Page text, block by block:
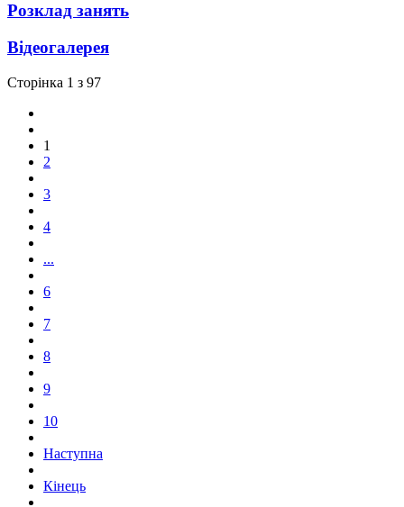
Розклад занять
Відеогалерея
Сторінка 1 з 97
1
2
3
4
...
6
7
8
9
10
Наступна
Кінець